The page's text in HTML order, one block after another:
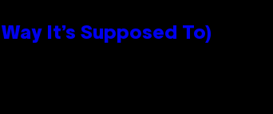
It’s Supposed To)